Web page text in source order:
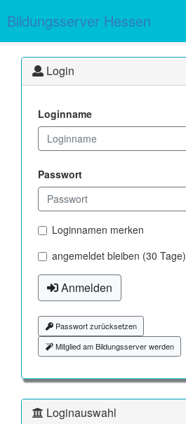
Bildungsserver Hessen
Login
Loginname
Passwort
Loginnamen merken
angemeldet bleiben (30 Tage)
Anmelden
Passwort zurücksetzen
Mitglied am Bildungsserver werden
Loginauswahl